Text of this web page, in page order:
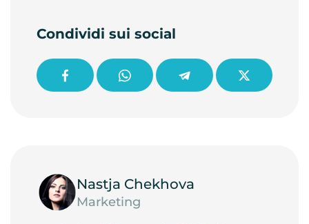
Condividi sui social
Nastja Chekhova
Marketing